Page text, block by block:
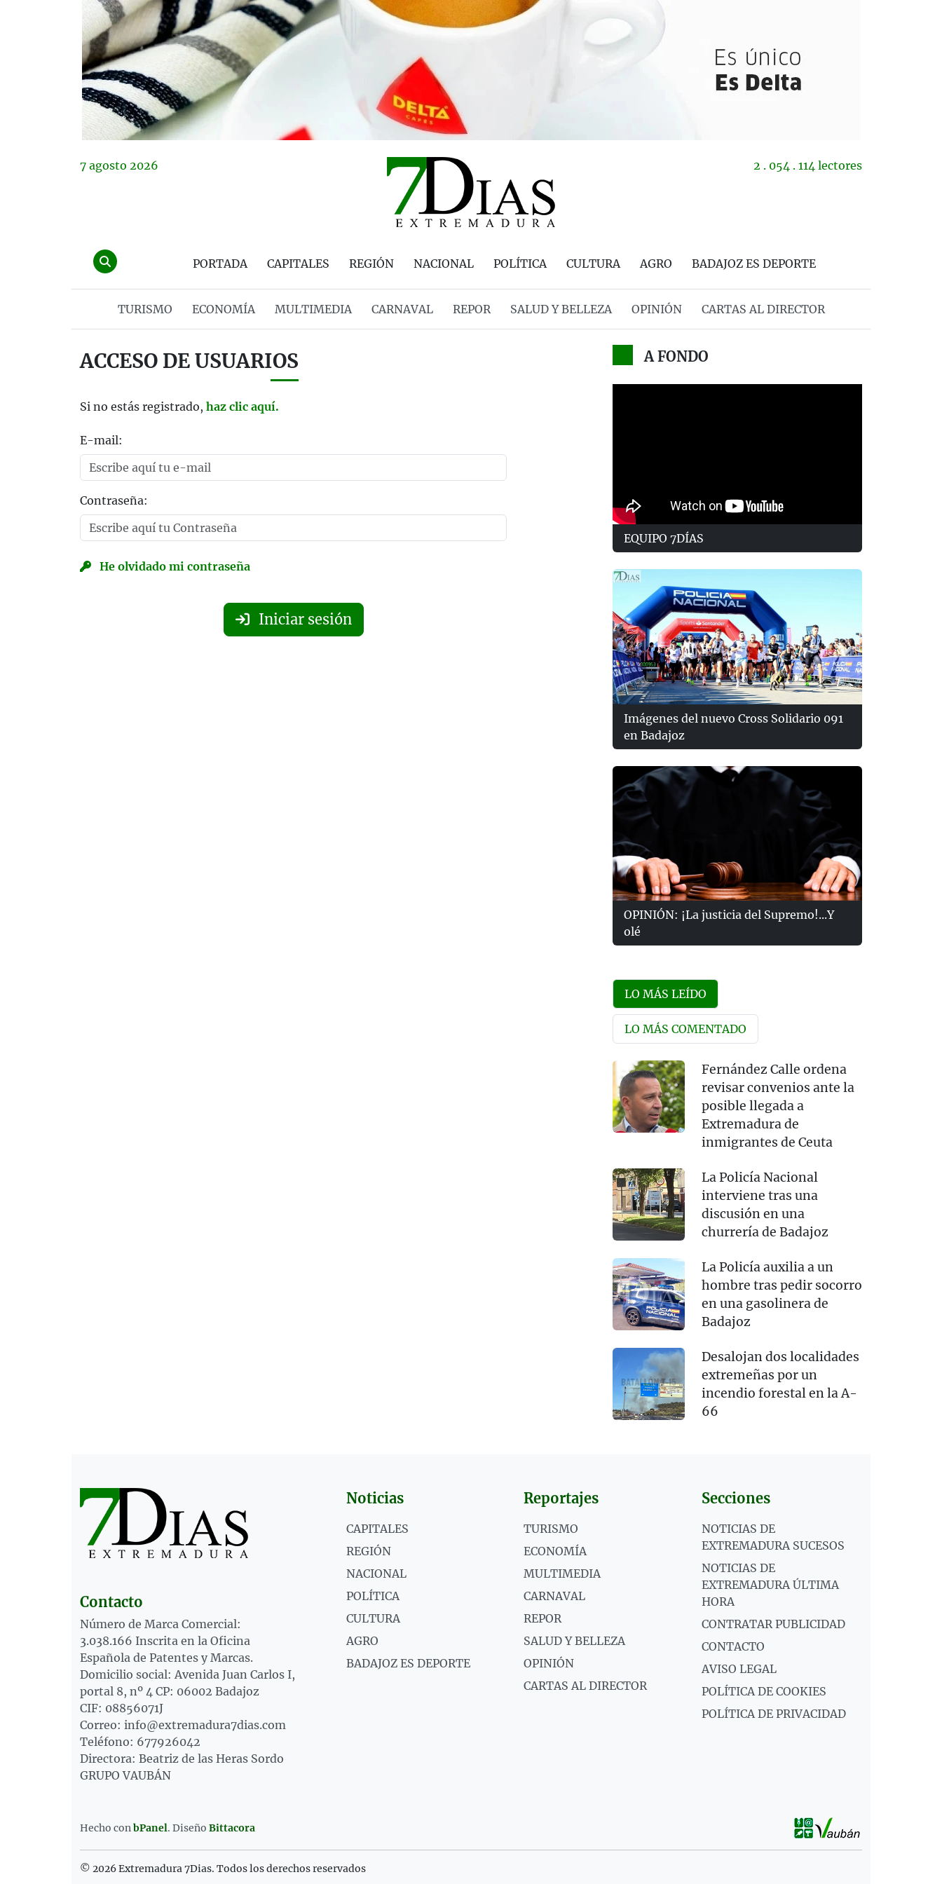
7 agosto 2026 2 . 054 . 114 lectores
PORTADA CAPITALES REGIÓN NACIONAL POLÍTICA CULTURA AGRO BADAJOZ ES DEPORTE
TURISMO ECONOMÍA MULTIMEDIA CARNAVAL REPOR SALUD Y BELLEZA OPINIÓN CARTAS AL DIRECTOR
ACCESO DE USUARIOS
Si no estás registrado, haz clic aquí.
E-mail:
Contraseña:
He olvidado mi contraseña
Iniciar sesión
A FONDO
EQUIPO 7DÍAS
Imágenes del nuevo Cross Solidario 091
en Badajoz
OPINIÓN: ¡La justicia del Supremo!...Y
olé
LO MÁS LEÍDO
LO MÁS COMENTADO
Fernández Calle ordena
revisar convenios ante la
posible llegada a
Extremadura de
inmigrantes de Ceuta
La Policía Nacional
interviene tras una
discusión en una
churrería de Badajoz
La Policía auxilia a un
hombre tras pedir socorro
en una gasolinera de
Badajoz
Desalojan dos localidades
extremeñas por un
incendio forestal en la A-
66
Contacto
Número de Marca Comercial:
3.038.166 Inscrita en la Oficina
Española de Patentes y Marcas.
Domicilio social: Avenida Juan Carlos I,
portal 8, nº 4 CP: 06002 Badajoz
CIF: 08856071J
Correo: info@extremadura7dias.com
Teléfono: 677926042
Directora: Beatriz de las Heras Sordo
GRUPO VAUBÁN
Noticias
CAPITALES
REGIÓN
NACIONAL
POLÍTICA
CULTURA
AGRO
BADAJOZ ES DEPORTE
Reportajes
TURISMO
ECONOMÍA
MULTIMEDIA
CARNAVAL
REPOR
SALUD Y BELLEZA
OPINIÓN
CARTAS AL DIRECTOR
Secciones
NOTICIAS DE
EXTREMADURA SUCESOS
NOTICIAS DE
EXTREMADURA ÚLTIMA
HORA
CONTRATAR PUBLICIDAD
CONTACTO
AVISO LEGAL
POLÍTICA DE COOKIES
POLÍTICA DE PRIVACIDAD
Hecho con bPanel. Diseño Bittacora
© 2026 Extremadura 7Dias. Todos los derechos reservados